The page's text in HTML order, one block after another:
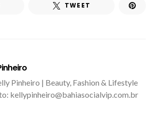
TWEET
Pinheiro | Beauty, Fashion & Lifestyle
kellypinheiro@bahiasocialvip.com.br